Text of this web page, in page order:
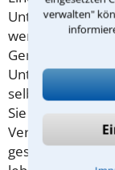
verwalten"
wenn der
Generell wird
selbst
Sie sind nicht
Vermögen (etwa
geschenkten